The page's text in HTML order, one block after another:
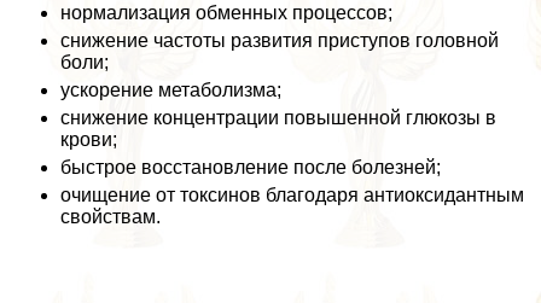
нормализация обменных процессов;
снижение частоты развития приступов головной
боли;
ускорение метаболизма;
снижение концентрации повышенной глюкозы в
крови;
быстрое восстановление после болезней;
очищение от токсинов благодаря антиоксидантным
свойствам.